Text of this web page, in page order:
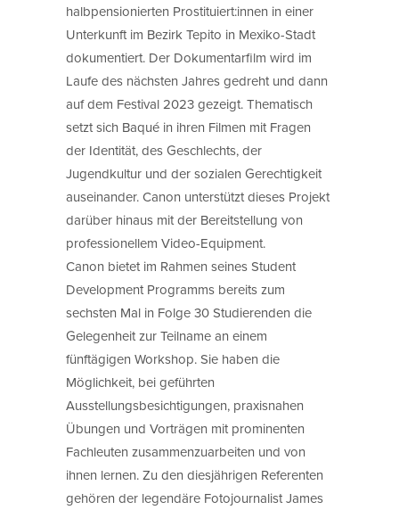
halbpensionierten Prostituiert:innen in einer
Unterkunft im Bezirk Tepito in Mexiko-Stadt
dokumentiert. Der Dokumentarfilm wird im
Laufe des nächsten Jahres gedreht und dann
auf dem Festival 2023 gezeigt. Thematisch
setzt sich Baqué in ihren Filmen mit Fragen
der Identität, des Geschlechts, der
Jugendkultur und der sozialen Gerechtigkeit
auseinander. Canon unterstützt dieses Projekt
darüber hinaus mit der Bereitstellung von
professionellem Video-Equipment.
Canon bietet im Rahmen seines Student
Development Programms bereits zum
sechsten Mal in Folge 30 Studierenden die
Gelegenheit zur Teilname an einem
fünftägigen Workshop. Sie haben die
Möglichkeit, bei geführten
Ausstellungsbesichtigungen, praxisnahen
Übungen und Vorträgen mit prominenten
Fachleuten zusammenzuarbeiten und von
ihnen lernen. Zu den diesjährigen Referenten
gehören der legendäre Fotojournalist James